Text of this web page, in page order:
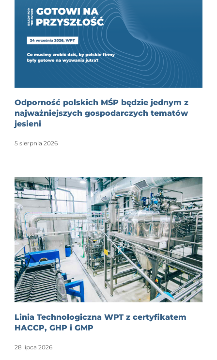
Odporność polskich MŚP będzie jednym z
najważniejszych gospodarczych tematów
jesieni
5 sierpnia 2026
Linia Technologiczna WPT z certyfikatem
HACCP, GHP i GMP
28 lipca 2026